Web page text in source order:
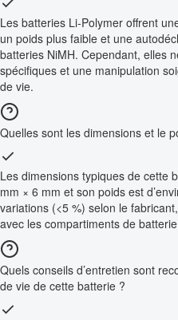
Les batteries Li-Polymer offrent
un poids plus faible et une
batteries NiMH. Cependant, elles
spécifiques et une manipulation
de vie.
Quelles sont les dimensions et le
Les dimensions typiques de cette
mm × 6 mm et son poids est
variations (<5 %) selon le
avec les compartiments de
Quels conseils d’entretien sont
de vie de cette batterie ?